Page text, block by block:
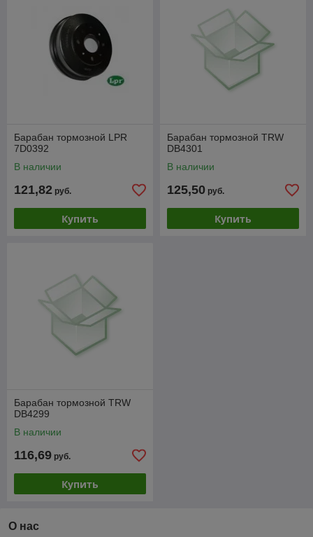
Барабан тормозной LPR
7D0392
В наличии
121,82 руб.
Купить
Барабан тормозной TRW
DB4301
В наличии
125,50 руб.
Купить
Барабан тормозной TRW
DB4299
В наличии
116,69 руб.
Купить
О нас